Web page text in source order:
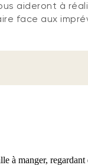
aideront à
face aux